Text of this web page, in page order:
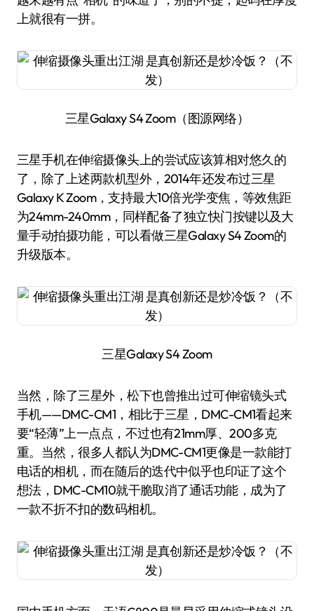
上就很有一拼。
三星Galaxy S4 Zoom（图源网络）
三星手机在伸缩摄像头上的尝试应该算相对悠久的
了，除了上述两款机型外，2014年还发布过三星
Galaxy K Zoom，支持最大10倍光学变焦，等效焦距
为24mm-240mm，同样配备了独立快门按键以及大
量手动拍摄功能，可以看做三星Galaxy S4 Zoom的
升级版本。
三星Galaxy S4 Zoom
当然，除了三星外，松下也曾推出过可伸缩镜头式
手机——DMC-CM1，相比于三星，DMC-CM1看起来
要“轻薄”上一点点，不过也有21mm厚、200多克
重。当然，很多人都认为DMC-CM1更像是一款能打
电话的相机，而在随后的迭代中似乎也印证了这个
想法，DMC-CM10就干脆取消了通话功能，成为了
一款不折不扣的数码相机。